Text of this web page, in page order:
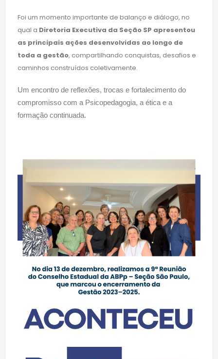
Foi um momento importante de balanço e diálogo, no
qual a Diretoria Executiva da Seção SP apresentou
as principais ações desenvolvidas ao longo de
toda a gestão, compartilhando conquistas, desafios e
caminhos construídos coletivamente.
Um encontro de reflexões, trocas e fortalecimento do
compromisso com a Psicopedagogia, a ética e a
formação continuada.